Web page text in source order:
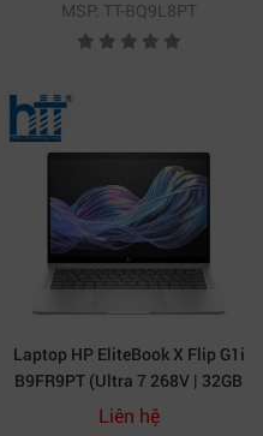
IPS | Win 11 | Bạc)
MSP: TT-BQ9L8PT
Laptop HP EliteBook X Flip G1i
B9FR9PT (Ultra 7 268V | 32GB
| 1TB | Intel® Arc™ Graphics |
Liên hệ